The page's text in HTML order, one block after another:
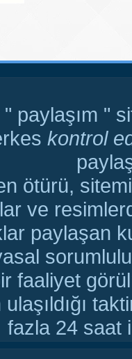
paylaşım "
kontrol
ötürü,
ve
paylaşan
faaliyet
fazla 24 saat